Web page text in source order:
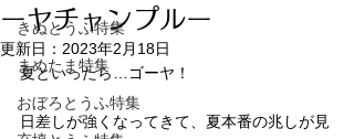
きぬとうふ特集
まめたま特集
おぼろとうふ特集
ーヤチャンプルー
更新日： 2023年2月18日
夏といったら…ゴーヤ！
日差しが強くなってきて、夏本番の兆しが見